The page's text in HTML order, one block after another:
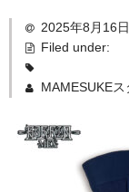
MEXICO買い付け
新商品
全商品（ウェ
Tシャツ
2025年8月16日
Filed under:
MAMESUKEス